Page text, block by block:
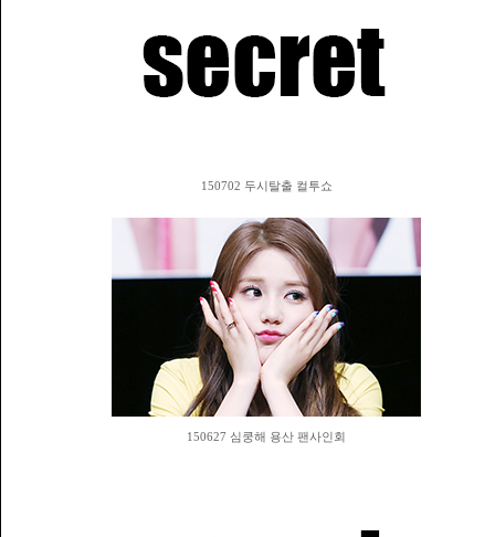
150702 두시탈출 컬투쇼
150627 심쿵해 용산 팬사인회